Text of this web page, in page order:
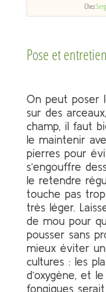
Chez
Pose et entretien
On peut poser
sur des
champ, il faut
le maintenir
pierres pour
s’engouffre
le retendre
touche pas
très léger.
de mou pour
pousser sans
mieux éviter
cultures : les
d’oxygène, et
fongiques